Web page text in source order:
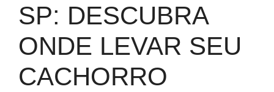
SP: DESCUBRA
ONDE LEVAR SEU
CACHORRO